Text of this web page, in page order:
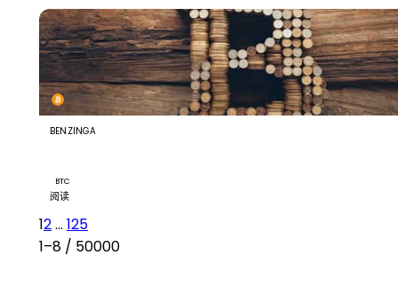
BENZINGA
BTC
阅读
12... 125
1–8 / 50000